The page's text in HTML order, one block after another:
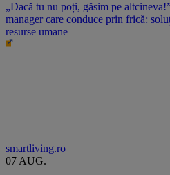
„Dacă tu nu poți, găsim pe
manager care conduce prin frică:
resurse umane
smartliving.ro
07 AUG.